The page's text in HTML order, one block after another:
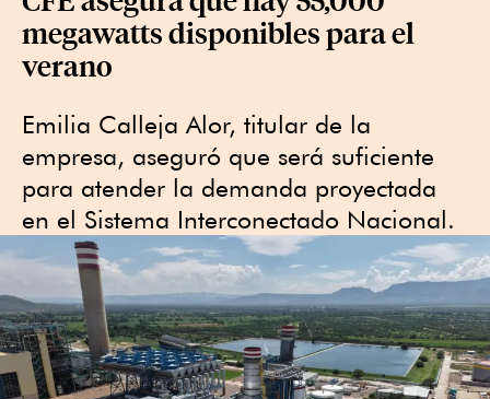
megawatts disponibles para el
verano
Emilia Calleja Alor, titular de la
empresa, aseguró que será suficiente
para atender la demanda proyectada
en el Sistema Interconectado Nacional.